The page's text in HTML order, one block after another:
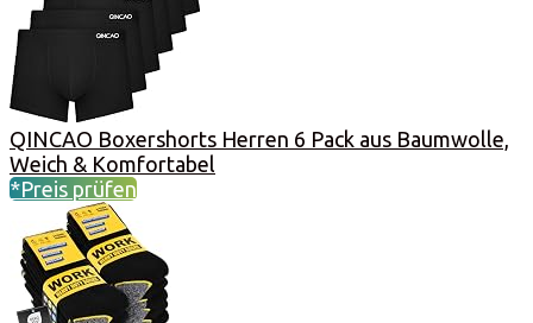
QINCAO Boxershorts Herren 6 Pack aus Baumwolle,
Weich & Komfortabel
*Preis prüfen